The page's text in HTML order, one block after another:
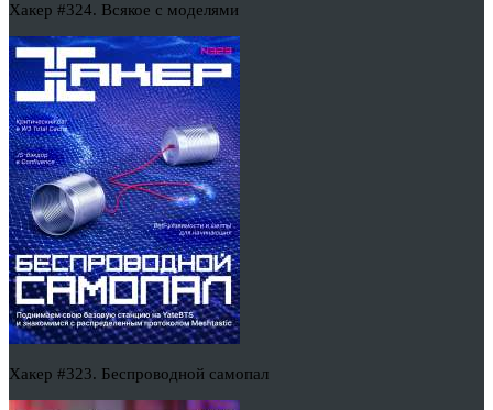
Хакер #324. Всякое с моделями
Хакер #323. Беспроводной самопал